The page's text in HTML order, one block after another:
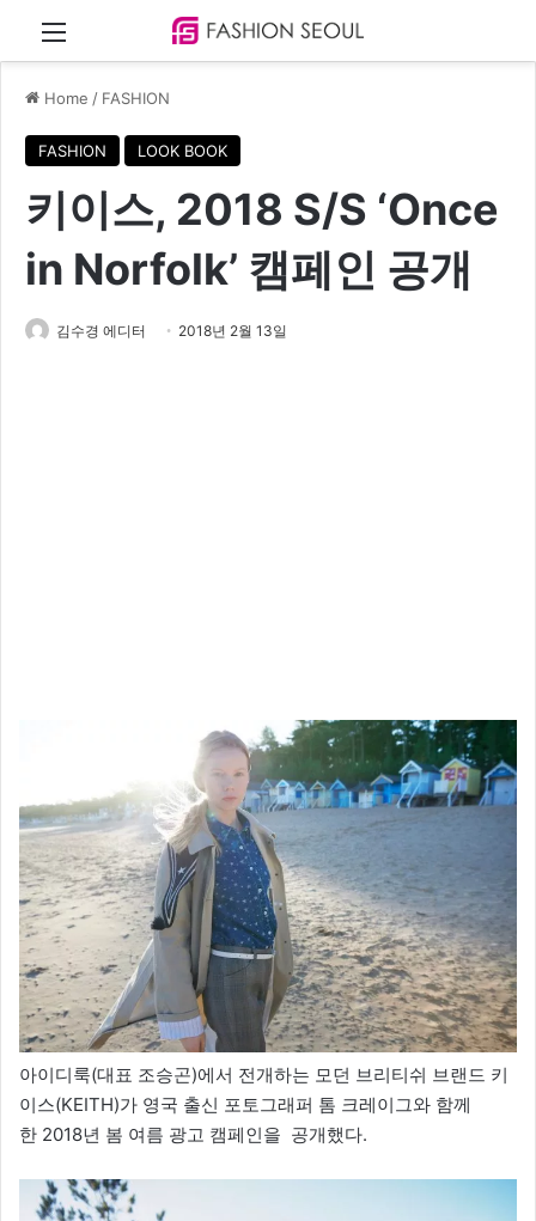
Home / FASHION
FASHION LOOK BOOK
키이스, 2018 S/S ‘Once
in Norfolk’ 캠페인 공개
김수경 에디터 2018년 2월 13일
아이디룩(대표 조승곤)에서 전개하는 모던 브리티쉬 브랜드 키
이스(KEITH)가 영국 출신 포토그래퍼 톰 크레이그와 함께
한 2018년 봄 여름 광고 캠페인을 공개했다.